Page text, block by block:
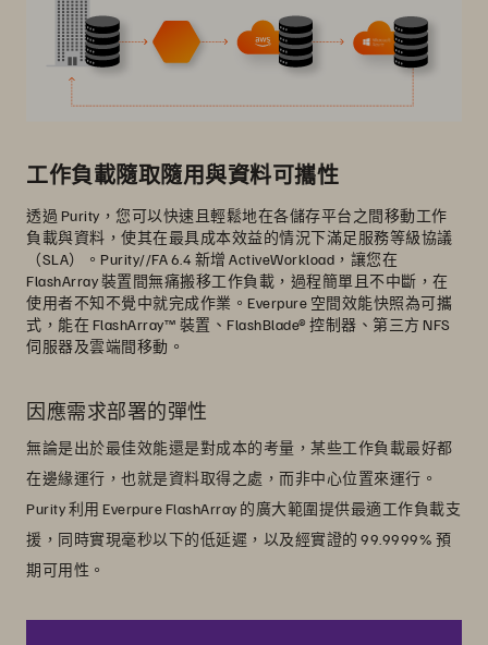
工作負載隨取隨用與資料可攜性
透過 Purity，您可以快速且輕鬆地在各儲存平台之間移動工作
負載與資料，使其在最具成本效益的情況下滿足服務等級協議
（SLA）。Purity//FA 6.4 新增 ActiveWorkload，讓您在
FlashArray 裝置間無痛搬移工作負載，過程簡單且不中斷，在
使用者不知不覺中就完成作業。Everpure 空間效能快照為可攜
式，能在 FlashArray™ 裝置、FlashBlade® 控制器、第三方 NFS
伺服器及雲端間移動。
因應需求部署的彈性
無論是出於最佳效能還是對成本的考量，某些工作負載最好都
在邊緣運行，也就是資料取得之處，而非中心位置來運行。
Purity 利用 Everpure FlashArray 的廣大範圍提供最適工作負載支
援，同時實現毫秒以下的低延遲，以及經實證的 99.9999% 預
期可用性。